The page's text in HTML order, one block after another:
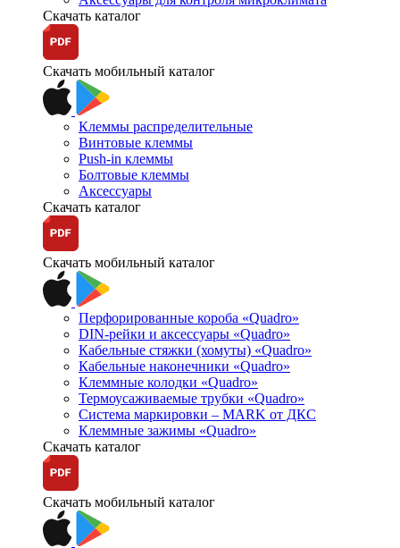
Скачать каталог
Скачать мобильный каталог
Клеммы распределительные
Винтовые клеммы
Push-in клеммы
Болтовые клеммы
Аксессуары
Скачать каталог
Скачать мобильный каталог
Перфорированные короба «Quadro»
DIN-рейки и аксессуары «Quadro»
Кабельные стяжки (хомуты) «Quadro»
Кабельные наконечники «Quadro»
Клеммные колодки «Quadro»
Термоусаживаемые трубки «Quadro»
Система маркировки – MARK от ДКС
Клеммные зажимы «Quadro»
Скачать каталог
Скачать мобильный каталог